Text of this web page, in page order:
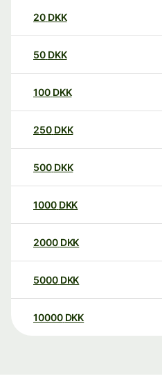
20 DKK
50 DKK
100 DKK
250 DKK
500 DKK
1000 DKK
2000 DKK
5000 DKK
10000 DKK